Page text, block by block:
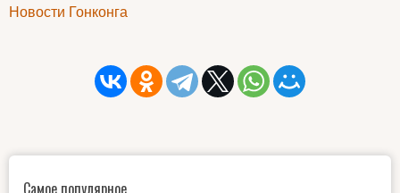
Новости Гонконга
Самое популярное